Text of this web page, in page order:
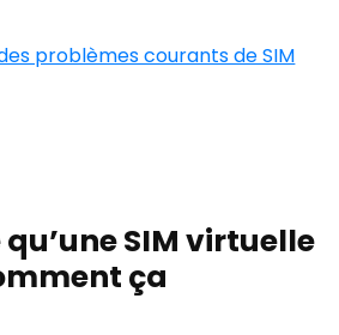
problèmes courants de SIM
qu’une SIM virtuelle
ça